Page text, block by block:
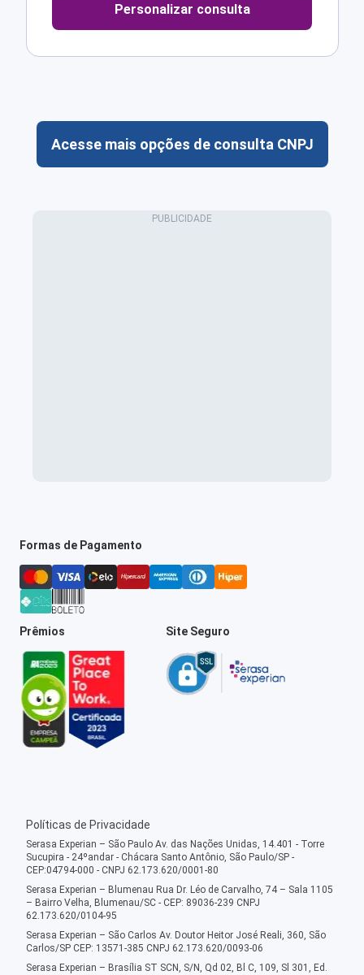
Personalizar consulta
Acesse mais opções de consulta CNPJ
Formas de Pagamento
Prêmios Site Seguro
Políticas de Privacidade
Serasa Experian – São Paulo Av. das Nações Unidas, 14.401 - Torre
Sucupira - 24ºandar - Chácara Santo Antônio, São Paulo/SP -
CEP:04794-000 - CNPJ 62.173.620/0001-80
Serasa Experian – Blumenau Rua Dr. Léo de Carvalho, 74 – Sala 1105
– Bairro Velha, Blumenau/SC - CEP: 89036-239 CNPJ
62.173.620/0104-95
Serasa Experian – São Carlos Av. Doutor Heitor José Reali, 360, São
Carlos/SP CEP: 13571-385 CNPJ 62.173.620/0093-06
Serasa Experian – Brasília ST SCN, S/N, Qd 02, Bl C, 109, Sl 301, Ed.